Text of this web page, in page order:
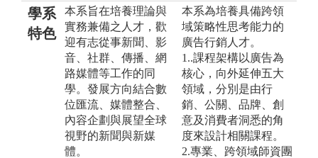
學系
特色
本系旨在培養理論與
實務兼備之人才，歡
迎有志從事新聞、影
音、社群、傳播、網
路媒體等工作的同
學。發展方向結合數
位匯流、媒體整合、
內容企劃與展望全球
視野的新聞與新媒
體。
本系為培養具備跨領
域策略性思考能力的
廣告行銷人才。
1..課程架構以廣告為
核心，向外延伸五大
領域，分別是由行
銷、公關、品牌、創
意及消費者洞悉的角
度來設計相關課程。
2.專業、跨領域師資團